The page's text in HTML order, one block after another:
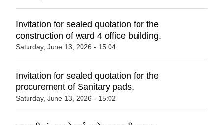
Invitation for sealed quotation for the
construction of ward 4 office building.
Saturday, June 13, 2026 - 15:04
Invitation for sealed quotation for the
procurement of Sanitary pads.
Saturday, June 13, 2026 - 15:02